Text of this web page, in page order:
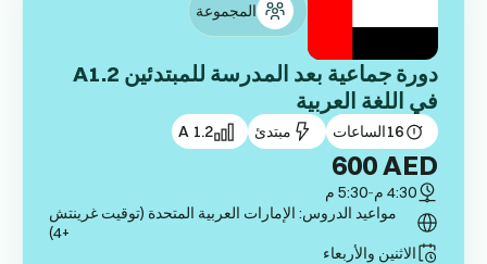
المجموعة
دورة جماعية بعد المدرسة للمبتدئين A1.2
في اللغة العربية
16الساعات مبتدئ A 1.2
600AED
4:30 م -5:30 م
مواعيد الدروس: الإمارات العربية المتحدة (توقيت غرينتش
+4)
الاثنين والأربعاء